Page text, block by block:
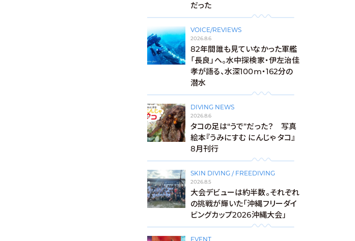
だった
VOICE/REVIEWS
2026.8.6
82年間誰も見ていなかった軍艦
「長良」へ。水中探検家・伊左治佳
孝が語る、水深100m・162分の
潜水
DIVING NEWS
2026.8.6
タコの足は“うで”だった？ 写真
絵本『うみにすむ にんじゃ タコ』
8月刊行
SKIN DIVING / FREEDIVING
2026.8.5
大会デビューは約半数。それぞれ
の挑戦が輝いた「沖縄フリーダイ
ビングカップ2026沖縄大会」
EVENT